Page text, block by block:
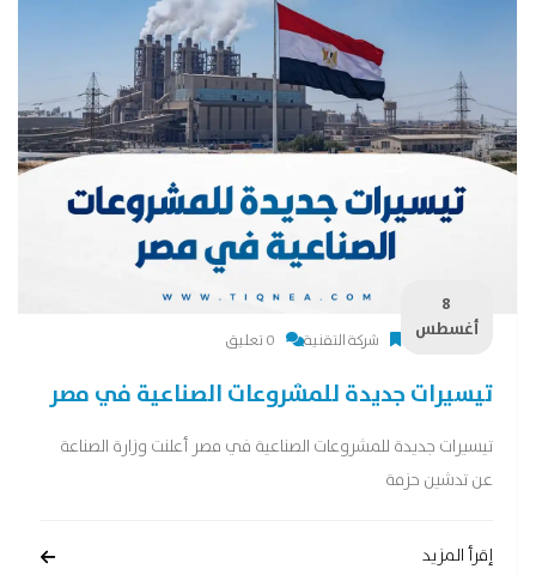
8
أغسطس
شركة التقنية 0 تعليق
تيسيرات جديدة للمشروعات الصناعية في مصر
تيسيرات جديدة للمشروعات الصناعية في مصر أعلنت وزارة الصناعة
عن تدشين حزمة
إقرأ المزيد